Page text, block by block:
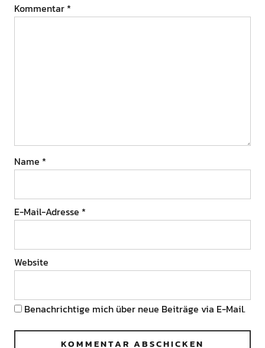
Kommentar *
Name *
E-Mail-Adresse *
Website
Benachrichtige mich über neue Beiträge via E-Mail.